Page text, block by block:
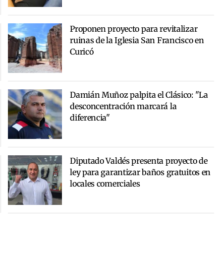
Proponen proyecto para revitalizar
ruinas de la Iglesia San Francisco en
Curicó
Damián Muñoz palpita el Clásico: "La
desconcentración marcará la
diferencia"
Diputado Valdés presenta proyecto de
ley para garantizar baños gratuitos en
locales comerciales